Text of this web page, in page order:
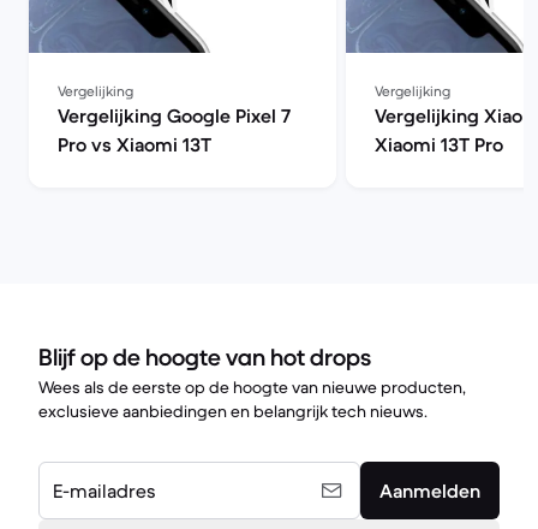
Vergelijking
Vergelijking Google Pixel 7
Pro vs Xiaomi 13T
Vergelijking
Vergelijking
Xiaomi 13T Pro
Blijf op de hoogte van hot drops
Wees als de eerste op de hoogte van nieuwe producten,
exclusieve aanbiedingen en belangrijk tech nieuws.
E-mailadres Aanmelden